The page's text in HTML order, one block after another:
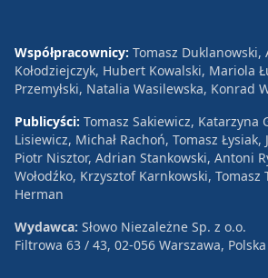
Współpracownicy: Tomasz Duklanowski,
Kołodziejczyk, Hubert Kowalski, Mariola
Przemyłski, Natalia Wasilewska, Konrad
Publicyści: Tomasz Sakiewicz, Katarzyna
Lisiewicz, Michał Rachoń, Tomasz Łysiak,
Piotr Nisztor, Adrian Stankowski, Antoni
Wołodźko, Krzysztof Karnkowski, Tomasz
Herman
Wydawca: Słowo Niezależne Sp. z o.o.
Filtrowa 63 / 43, 02-056 Warszawa, Polska